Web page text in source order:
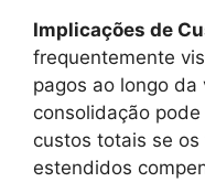
Implicações de
frequentemente
pagos ao longo
consolidação
custos totais se
estendidos